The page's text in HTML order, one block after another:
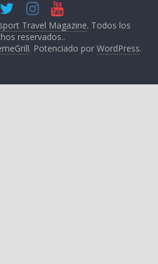
Travel Magazine. Todos los
reservados..
. Potenciado por WordPress.